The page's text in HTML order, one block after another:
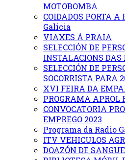
MOTOBOMBA
COIDADOS PORTA
Galicia
VIAXES Á PRAIA
SELECCIÓN DE
INSTALACIONS
SELECCIÓN DE
SOCORRISTA PARA
XVI FEIRA DA
PROGRAMA APROL
CONVOCATORIA
EMPREGO 2023
Programa da Radio
ITV VEHICULOS
DOAZÓN DE